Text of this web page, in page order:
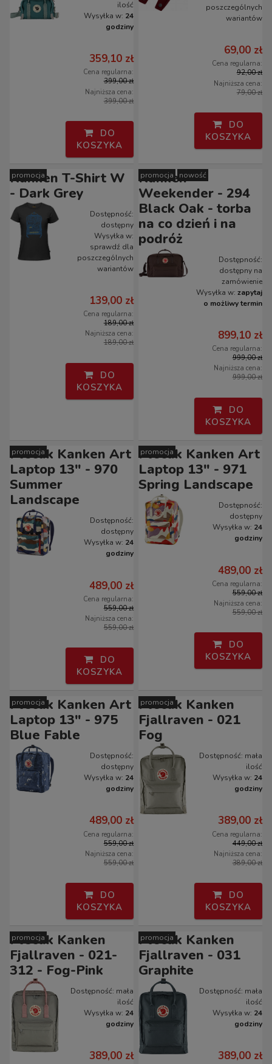
ilość
Wysyłka w: 24
godziny
359,10 zł
Cena regularna:
399,00 zł
Najniższa cena:
399,00 zł
DO
KOSZYKA
poszczególnych
wariantów
69,00 zł
Cena regularna:
92,00 zł
Najniższa cena:
79,00 zł
DO
KOSZYKA
Kanken T-Shirt W
- Dark Grey
Dostępność:
dostępny
Wysyłka w:
sprawdź dla
poszczególnych
wariantów
139,00 zł
Cena regularna:
189,00 zł
Najniższa cena:
189,00 zł
DO
KOSZYKA
promocja
Kanken
Weekender - 294
Black Oak - torba
na co dzień i na
podróż
Dostępność:
dostępny na
zamówienie
Wysyłka w: zapytaj
o możliwy termin
899,10 zł
Cena regularna:
999,00 zł
Najniższa cena:
999,00 zł
DO
KOSZYKA
promocja nowość
Plecak Kanken Art
Laptop 13" - 970
Summer
Landscape
Dostępność:
dostępny
Wysyłka w: 24
godziny
489,00 zł
Cena regularna:
559,00 zł
Najniższa cena:
559,00 zł
DO
KOSZYKA
promocja
Plecak Kanken Art
Laptop 13" - 971
Spring Landscape
Dostępność:
dostępny
Wysyłka w: 24
godziny
489,00 zł
Cena regularna:
559,00 zł
Najniższa cena:
559,00 zł
DO
KOSZYKA
promocja
Plecak Kanken Art
Laptop 13" - 975
Blue Fable
Dostępność:
dostępny
Wysyłka w: 24
godziny
489,00 zł
Cena regularna:
559,00 zł
Najniższa cena:
559,00 zł
DO
KOSZYKA
promocja
Plecak Kanken
Fjallraven - 021
Fog
Dostępność: mała
ilość
Wysyłka w: 24
godziny
389,00 zł
Cena regularna:
449,00 zł
Najniższa cena:
389,00 zł
DO
KOSZYKA
promocja
Plecak Kanken
Fjallraven - 021-
312 - Fog-Pink
Dostępność: mała
ilość
Wysyłka w: 24
godziny
389,00 zł
promocja
Plecak Kanken
Fjallraven - 031
Graphite
Dostępność: mała
ilość
Wysyłka w: 24
godziny
389,00 zł
promocja